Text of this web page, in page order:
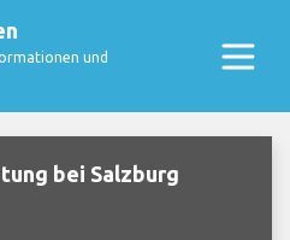
und
bei Salzburg